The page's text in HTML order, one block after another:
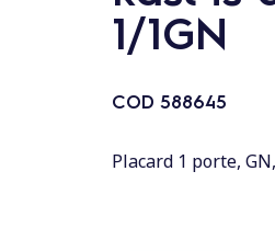
1/1GN
COD 588645
Placard 1 porte,